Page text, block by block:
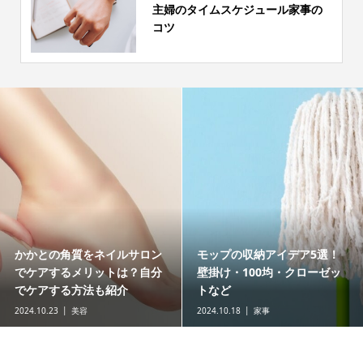
主婦のタイムスケジュール家事の
コツ
かかとの角質をネイルサロン
でケアするメリットは？自分
でケアする方法も紹介
2024.10.23 美容
モップの収納アイデア5選！
壁掛け・100均・クローゼッ
トなど
2024.10.18 家事